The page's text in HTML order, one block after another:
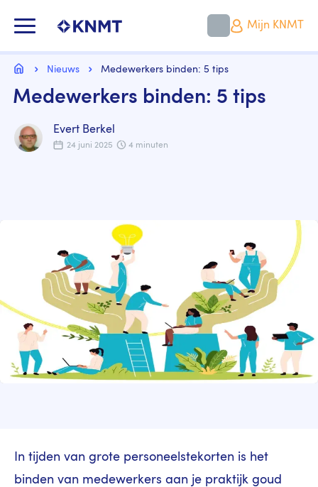
naar
gaan
Mijn KNMT
Kruimelpad
HomeNieuws Medewerkers binden: 5 tips
Medewerkers binden: 5 tips
Evert Berkel
24 juni 2025 4 minuten
In tijden van grote personeelstekorten is het
binden van medewerkers aan je praktijk goud